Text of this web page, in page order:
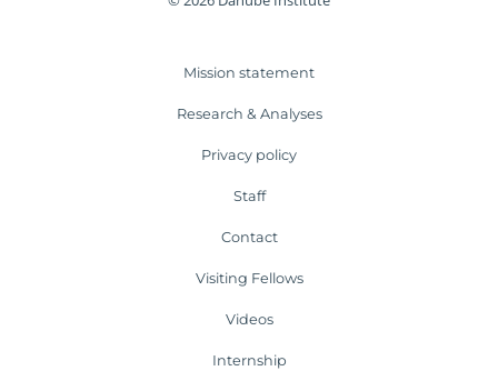
Mission statement
Research & Analyses
Privacy policy
Staff
Contact
Visiting Fellows
Videos
Internship